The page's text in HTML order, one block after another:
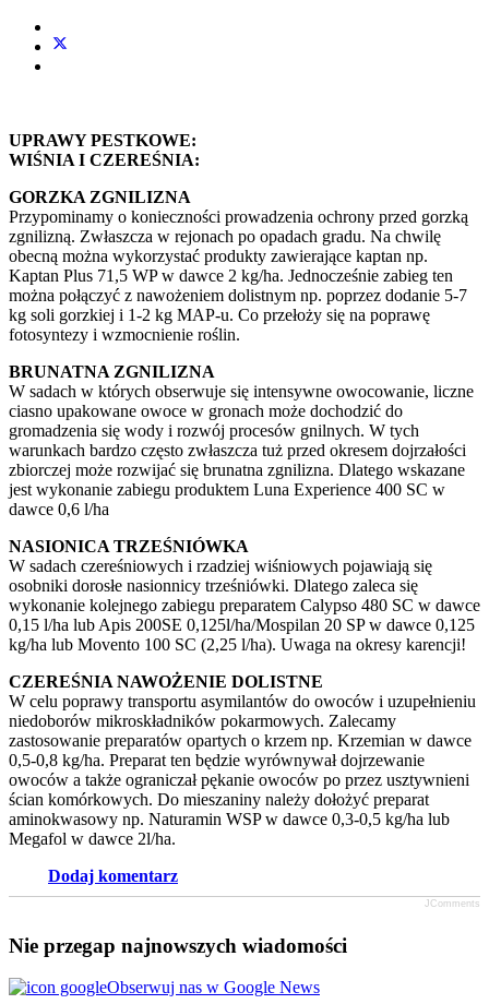
UPRAWY PESTKOWE:
WIŚNIA I CZEREŚNIA:
GORZKA ZGNILIZNA
Przypominamy o konieczności prowadzenia ochrony przed gorzką
zgnilizną. Zwłaszcza w rejonach po opadach gradu. Na chwilę
obecną można wykorzystać produkty zawierające kaptan np.
Kaptan Plus 71,5 WP w dawce 2 kg/ha. Jednocześnie zabieg ten
można połączyć z nawożeniem dolistnym np. poprzez dodanie 5-7
kg soli gorzkiej i 1-2 kg MAP-u. Co przełoży się na poprawę
fotosyntezy i wzmocnienie roślin.
BRUNATNA ZGNILIZNA
W sadach w których obserwuje się intensywne owocowanie, liczne
ciasno upakowane owoce w gronach może dochodzić do
gromadzenia się wody i rozwój procesów gnilnych. W tych
warunkach bardzo często zwłaszcza tuż przed okresem dojrzałości
zbiorczej może rozwijać się brunatna zgnilizna. Dlatego wskazane
jest wykonanie zabiegu produktem Luna Experience 400 SC w
dawce 0,6 l/ha
NASIONICA TRZEŚNIÓWKA
W sadach czereśniowych i rzadziej wiśniowych pojawiają się
osobniki dorosłe nasionnicy trześniówki. Dlatego zaleca się
wykonanie kolejnego zabiegu preparatem Calypso 480 SC w dawce
0,15 l/ha lub Apis 200SE 0,125l/ha/Mospilan 20 SP w dawce 0,125
kg/ha lub Movento 100 SC (2,25 l/ha). Uwaga na okresy karencji!
CZEREŚNIA NAWOŻENIE DOLISTNE
W celu poprawy transportu asymilantów do owoców i uzupełnieniu
niedoborów mikroskładników pokarmowych. Zalecamy
zastosowanie preparatów opartych o krzem np. Krzemian w dawce
0,5-0,8 kg/ha. Preparat ten będzie wyrównywał dojrzewanie
owoców a także ograniczał pękanie owoców po przez usztywnieni
ścian komórkowych. Do mieszaniny należy dołożyć preparat
aminokwasowy np. Naturamin WSP w dawce 0,3-0,5 kg/ha lub
Megafol w dawce 2l/ha.
Dodaj komentarz
JComments
Nie przegap najnowszych wiadomości
Obserwuj nas w Google News